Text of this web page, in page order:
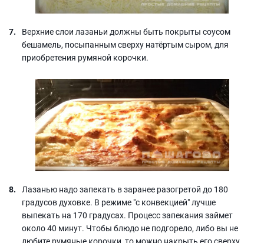
Верхние слои лазаньи должны быть покрыты соусом
бешамель, посыпанным сверху натёртым сыром, для
приобретения румяной корочки.
Лазанью надо запекать в заранее разогретой до 180
градусов духовке. В режиме "с конвекцией" лучше
выпекать на 170 градусах. Процесс запекания займет
около 40 минут. Чтобы блюдо не подгорело, либо вы не
любите румяные корочки, то можно накрыть его сверху